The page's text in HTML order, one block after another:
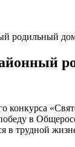
родильный
конкурса
в
в трудной